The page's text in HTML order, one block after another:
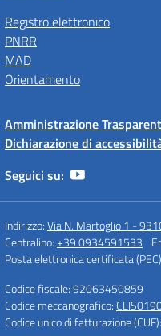
Registro elettronico
PNRR
MAD
Orientamento
Amministrazione
Dichiarazione di
Seguici su:
Indirizzo:Via N. Martoglio 1 -
Centralino:+39 0934591533
Posta elettronica certificata
Codice fiscale: 92063450859
Codice meccanografico:
Codice unico di fatturazione